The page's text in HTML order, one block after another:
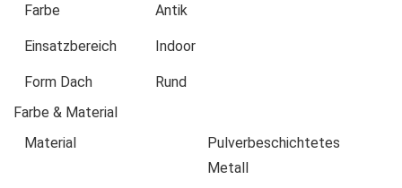
Farbe
Antik
Einsatzbereich Indoor
Form Dach
Rund
Farbe & Material
Material
Pulverbeschichtetes
Metall